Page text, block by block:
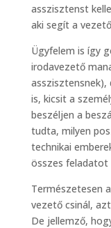
asszisztenst
aki segít a
Ügyfelem is így
irodavezető
asszisztensnek),
is, kicsit a
beszéljen a
tudta, milyen
technikai
összes feladatot
Természetesen
vezető csinál,
De jellemző,